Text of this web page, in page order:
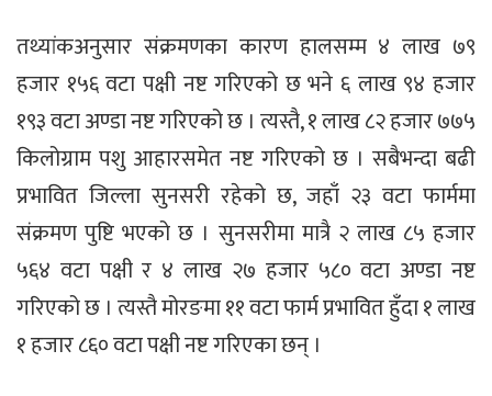
तथ्यांकअनुसार संक्रमणका कारण हालसम्म ४ लाख ७९
हजार १५६ वटा पक्षी नष्ट गरिएको छ भने ६ लाख ९४ हजार
१९३ वटा अण्डा नष्ट गरिएको छ । त्यस्तै, १ लाख ८२ हजार ७७५
किलोग्राम पशु आहारसमेत नष्ट गरिएको छ । सबैभन्दा बढी
प्रभावित जिल्ला सुनसरी रहेको छ, जहाँ २३ वटा फार्ममा
संक्रमण पुष्टि भएको छ । सुनसरीमा मात्रै २ लाख ८५ हजार
५६४ वटा पक्षी र ४ लाख २७ हजार ५८० वटा अण्डा नष्ट
गरिएको छ । त्यस्तै मोरङमा ११ वटा फार्म प्रभावित हुँदा १ लाख
१ हजार ८६० वटा पक्षी नष्ट गरिएका छन् ।